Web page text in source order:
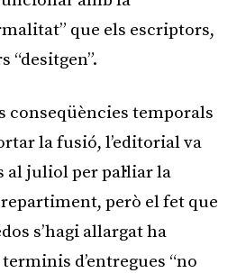
que els escriptors,
“desitgen”.
conseqüències temporals
la fusió, l’editorial va
al juliol per pal·liar la
però el fet que
s’hagi allargat ha
d’entregues “no